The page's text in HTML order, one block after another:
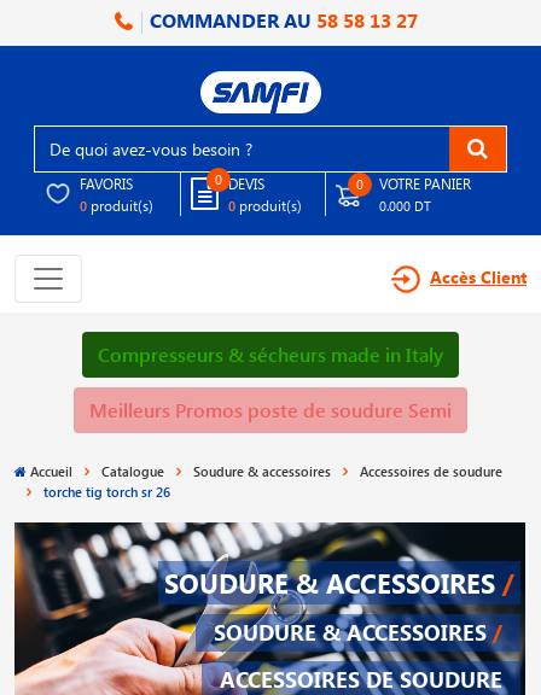
COMMANDER AU 58 58 13 27
FAVORIS
0 produit(s)
0 DEVIS
0 produit(s)
0 VOTRE PANIER
0.000 DT
Accès Client
Compresseurs & sécheurs made in Italy
Meilleurs Promos poste de soudure Semi
Accueil Catalogue Soudure & accessoires
Accessoires de soudure
torche tig torch sr 26
SOUDURE & ACCESSOIRES /
SOUDURE & ACCESSOIRES /
ACCESSOIRES DE SOUDURE